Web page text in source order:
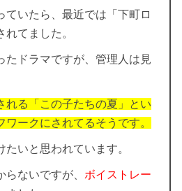
ていたら、最近では「下町ロ
てました。
たドラマですが、管理人は見
れる「この子たちの夏」とい
ワークにされてるそうです。
いと思われています。
ないですが、 ボイストレー